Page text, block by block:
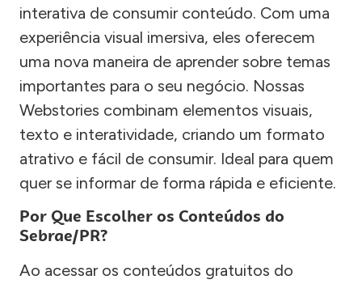
interativa de consumir conteúdo. Com uma
experiência visual imersiva, eles oferecem
uma nova maneira de aprender sobre temas
importantes para o seu negócio. Nossas
Webstories combinam elementos visuais,
texto e interatividade, criando um formato
atrativo e fácil de consumir. Ideal para quem
quer se informar de forma rápida e eficiente.
Por Que Escolher os Conteúdos do
Sebrae/PR?
Ao acessar os conteúdos gratuitos do